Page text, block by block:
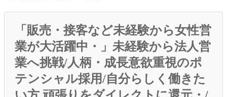
「販売・接客など未経験から女性営
業が大活躍中・」未経験から法人営
業へ挑戦/人柄・成長意欲重視のポ
テンシャル採用/自分らしく働きた